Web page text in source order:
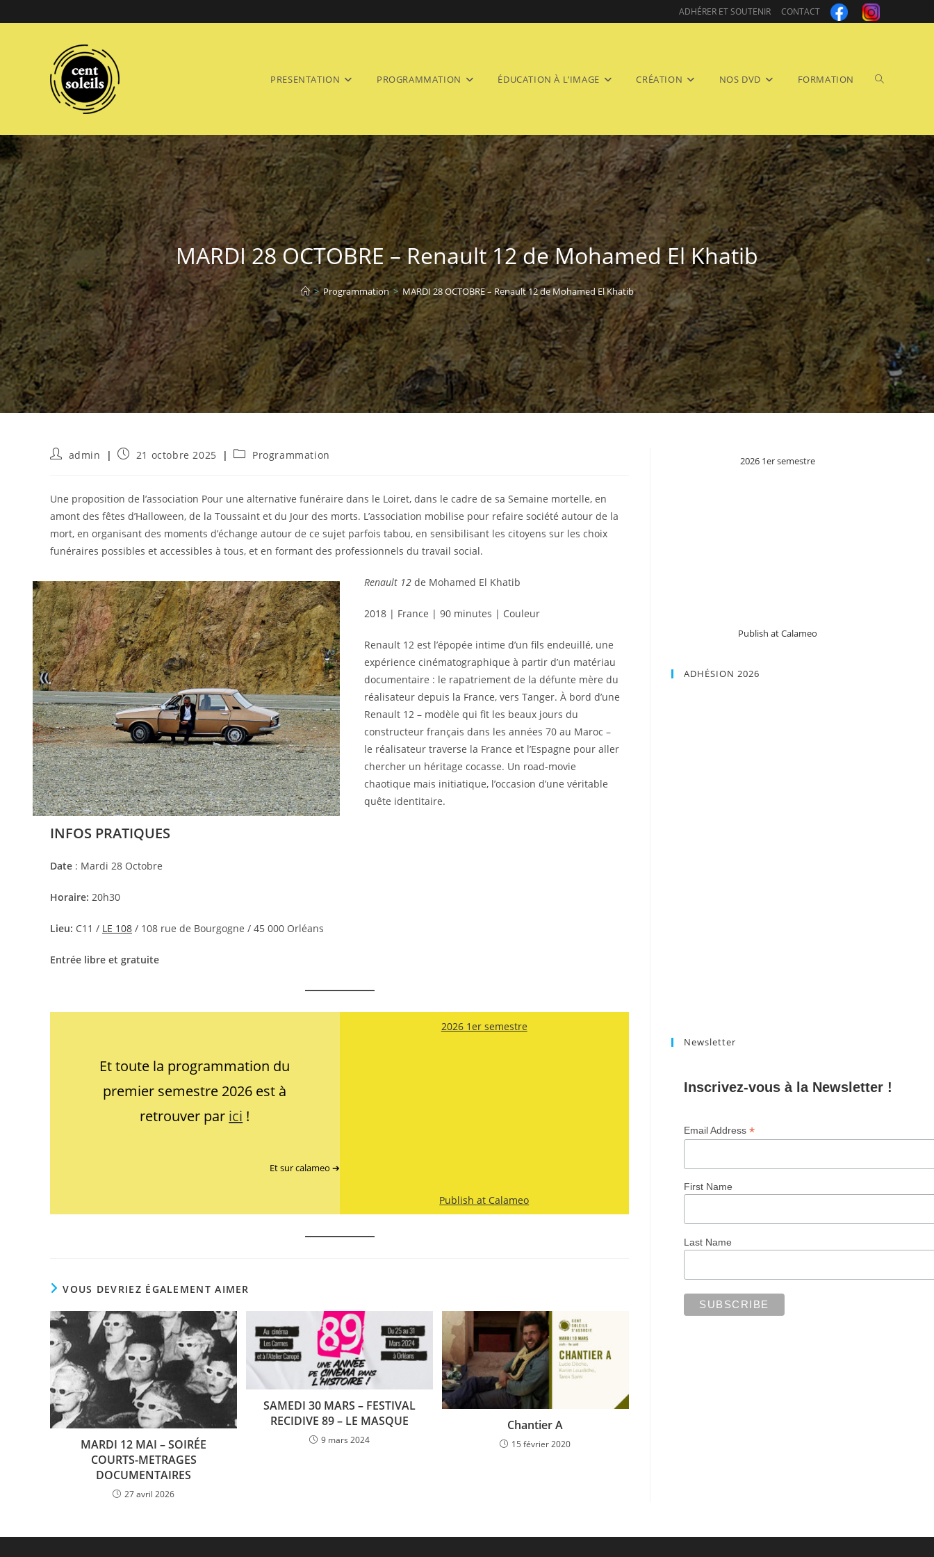
to
ADHÉRER ET SOUTENIR CONTACT
PRESENTATION PROGRAMMATION ÉDUCATION À L’IMAGE CRÉATION NOS DVD FORMATION Toggle
website
search
MARDI 28 OCTOBRE – Renault 12 de Mohamed El Khatib
> Programmation > MARDI 28 OCTOBRE – Renault 12 de Mohamed El Khatib
Auteur/autrice
publication :
admin
Publication
21 octobre 2025
PostProgrammation
Une proposition de l’association Pour une alternative funéraire dans le Loiret, dans le cadre de sa Semaine mortelle, en
amont des fêtes d’Halloween, de la Toussaint et du Jour des morts. L’association mobilise pour refaire société autour de la
mort, en organisant des moments d’échange autour de ce sujet parfois tabou, en sensibilisant les citoyens sur les choix
funéraires possibles et accessibles à tous, et en formant des professionnels du travail social.
Renault 12 de Mohamed El Khatib
2018 | France | 90 minutes | Couleur
Renault 12 est l’épopée intime d’un fils endeuillé, une
expérience cinématographique à partir d’un matériau
documentaire : le rapatriement de la défunte mère du
réalisateur depuis la France, vers Tanger. À bord d’une
Renault 12 – modèle qui fit les beaux jours du
constructeur français dans les années 70 au Maroc –
le réalisateur traverse la France et l’Espagne pour aller
chercher un héritage cocasse. Un road-movie
chaotique mais initiatique, l’occasion d’une véritable
quête identitaire.
INFOS PRATIQUES
Date : Mardi 28 Octobre
Horaire: 20h30
Lieu: C11 / LE 108 / 108 rue de Bourgogne / 45 000 Orléans
Entrée libre et gratuite
Et toute la programmation du
premier semestre 2026 est à
retrouver par ici !
Et sur calameo ➔
2026 1er semestre
Publish at Calameo
VOUS DEVRIEZ ÉGALEMENT AIMER
MARDI 12 MAI – SOIRÉE
COURTS-METRAGES
DOCUMENTAIRES
27 avril 2026
SAMEDI 30 MARS – FESTIVAL
RECIDIVE 89 – LE MASQUE
9 mars 2024
Chantier A
15 février 2020
2026 1er semestre
Publish at Calameo
ADHÉSION 2026
Newsletter
Inscrivez-vous à la Newsletter !
Email Address *
First Name
Last Name